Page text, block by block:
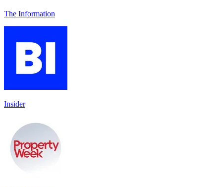
The Information
Insider